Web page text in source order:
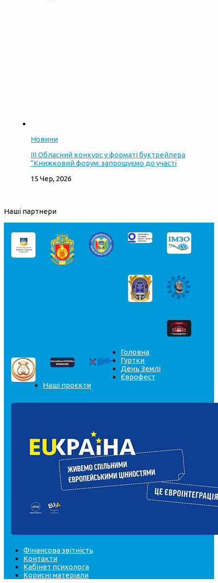
Новини
ІІІ Обласний конкурс у форматі буктрейлера
“Книжковий форум: запрошуємо до участі
15 Чер, 2026
Наші партнери
Головна
Гуртки
День Землі
Єврофест
Наші проєкти
Фінансова звітність
Контакти
Кабінет психолога
Корисні матеріали